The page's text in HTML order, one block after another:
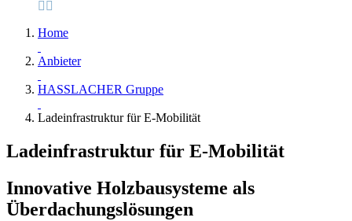
Home
Anbieter
HASSLACHER Gruppe
Ladeinfrastruktur für E-Mobilität
Ladeinfrastruktur für E-Mobilität
Innovative Holzbausysteme als
Überdachungslösungen